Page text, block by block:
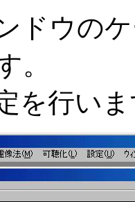
ドウの
。
を行い